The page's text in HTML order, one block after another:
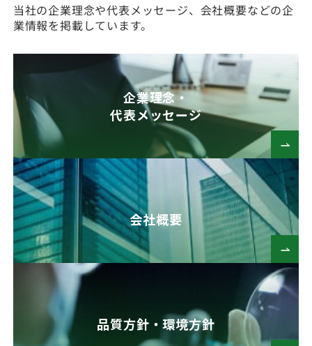
当社の企業理念や代表メッセージ、会社概要などの企
業情報を掲載しています。
企業理念・
代表メッセージ
会社概要
品質方針・環境方針